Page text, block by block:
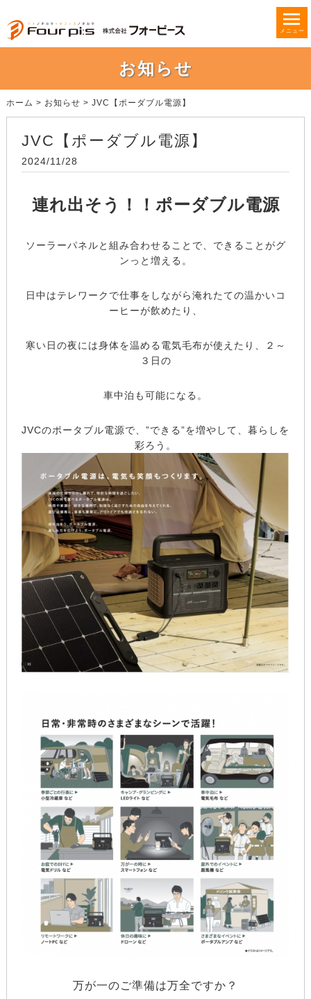
メニュー
お知らせ
ホーム > お知らせ > JVC【ポーダブル電源】
JVC【ポーダブル電源】
2024/11/28
連れ出そう！！ポーダブル電源
ソーラーパネルと組み合わせることで、できることがグ
ンっと増える。
日中はテレワークで仕事をしながら淹れたての温かいコ
ーヒーが飲めたり、
寒い日の夜には身体を温める電気毛布が使えたり、２～
３日の
車中泊も可能になる。
JVCのポータブル電源で、”できる”を増やして、暮らしを
彩ろう。
万が一のご準備は万全ですか？